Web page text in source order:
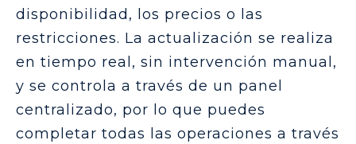
disponibilidad, los precios o las
restricciones. La actualización se realiza
en tiempo real, sin intervención manual,
y se controla a través de un panel
centralizado, por lo que puedes
completar todas las operaciones a través